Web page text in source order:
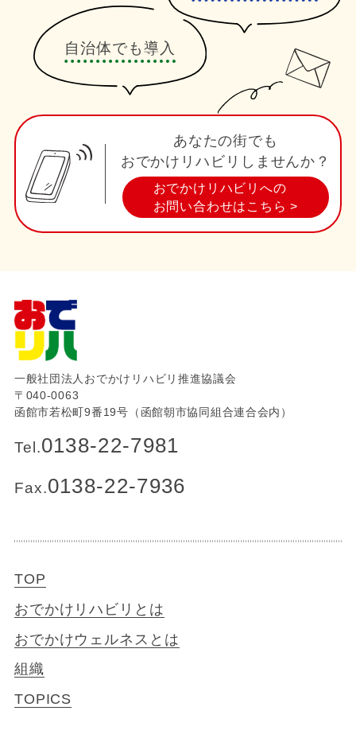
自治体でも導入
あなたの街でも
おでかけリハビリしませんか？
おでかけリハビリへの
お問い合わせはこちら >
一般社団法人おでかけリハビリ推進協議会
〒040-0063
函館市若松町9番19号（函館朝市協同組合連合会内）
Tel.0138-22-7981
Fax.0138-22-7936
TOP
おでかけリハビリとは
おでかけウェルネスとは
組織
TOPICS